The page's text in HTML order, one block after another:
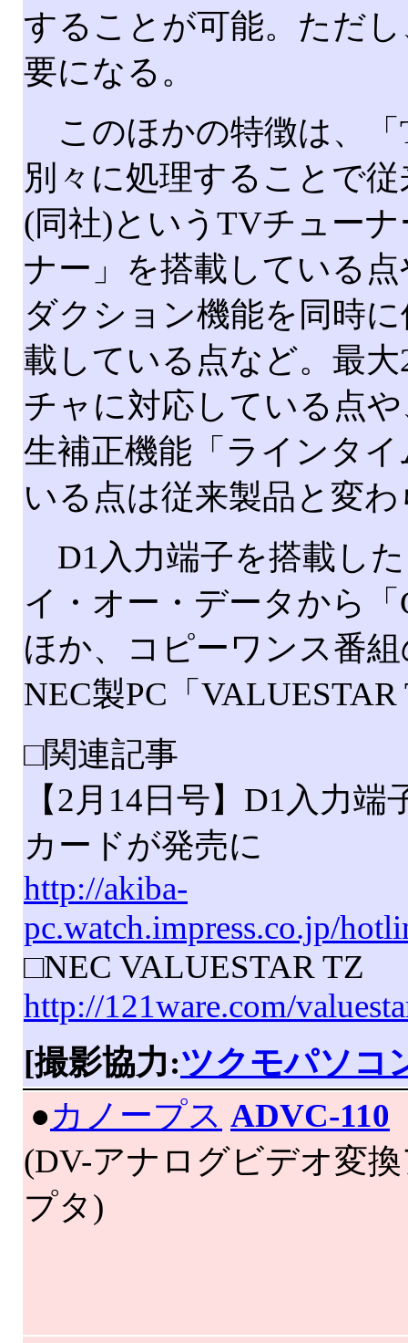
することが可能。ただ
要になる。
このほかの特徴は、「
別々に処理することで
(同社)というTVチュー
ナー」を搭載している
ダクション機能を同時
載している点など。最
チャに対応している点
生補正機能「ラインタ
いる点は従来製品と変
D1入力端子を搭載し
イ・オー・データから
ほか、コピーワンス番
NEC製PC「
□関連記事
【2月14日号】D1入力
カードが発売に
http://akiba-
pc.watch.impress.co.jp/
□NEC VALUESTAR TZ
http://121ware.com/
[撮影協力:ツクモパソコ
●カノープス ADVC-110
(DV-アナログビデオ変
プタ)